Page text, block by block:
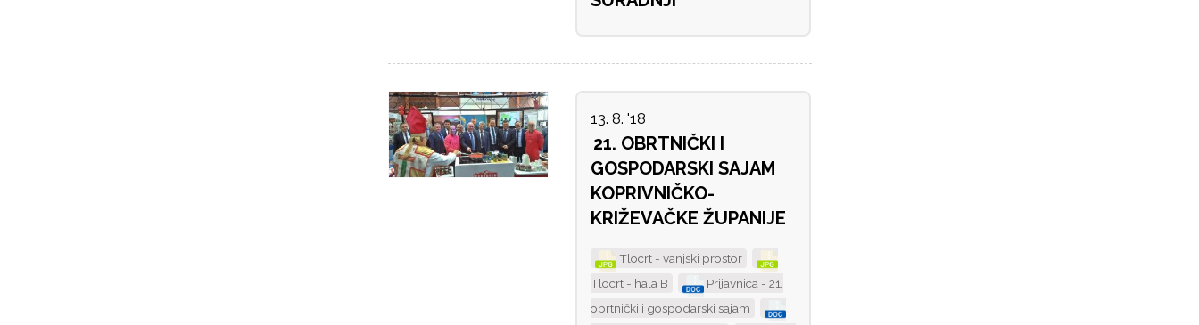
13. 8. '18
21. OBRTNIČKI I
GOSPODARSKI SAJAM
KOPRIVNIČKO-
KRIŽEVAČKE ŽUPANIJE
Tlocrt - vanjski prostor
Tlocrt - hala B
Prijavnica - 21.
obrtnički i gospodarski sajam